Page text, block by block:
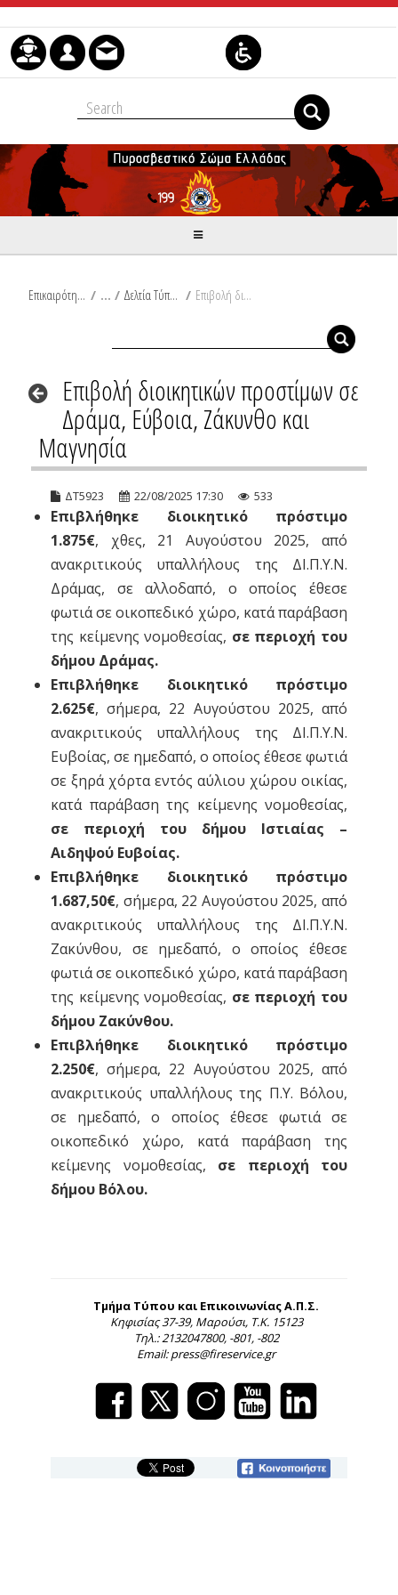
Μετάβαση στο περιεχόμενο
Επικαιρότητα / Δελτία Τύπου / Επιβολή διοικητικών προστίμων σε Δράμα, Εύβοια, Ζάκυνθο και Μαγνησία
Επιβολή διοικητικών προστίμων σε
Δράμα, Εύβοια, Ζάκυνθο και
Μαγνησία
ΔΤ5923 22/08/2025 17:30 533
Επιβλήθηκε διοικητικό πρόστιμο
1.875€, χθες, 21 Αυγούστου 2025, από
ανακριτικούς υπαλλήλους της ΔΙ.Π.Υ.Ν.
Δράμας, σε αλλοδαπό, ο οποίος έθεσε
φωτιά σε οικοπεδικό χώρο, κατά παράβαση
της κείμενης νομοθεσίας, σε περιοχή του
δήμου Δράμας.
Επιβλήθηκε διοικητικό πρόστιμο
2.625€, σήμερα, 22 Αυγούστου 2025, από
ανακριτικούς υπαλλήλους της ΔΙ.Π.Υ.Ν.
Ευβοίας, σε ημεδαπό, ο οποίος έθεσε φωτιά
σε ξηρά χόρτα εντός αύλιου χώρου οικίας,
κατά παράβαση της κείμενης νομοθεσίας,
σε περιοχή του δήμου Ιστιαίας –
Αιδηψού Ευβοίας.
Επιβλήθηκε διοικητικό πρόστιμο
1.687,50€, σήμερα, 22 Αυγούστου 2025, από
ανακριτικούς υπαλλήλους της ΔΙ.Π.Υ.Ν.
Ζακύνθου, σε ημεδαπό, ο οποίος έθεσε
φωτιά σε οικοπεδικό χώρο, κατά παράβαση
της κείμενης νομοθεσίας, σε περιοχή του
δήμου Ζακύνθου.
Επιβλήθηκε διοικητικό πρόστιμο
2.250€, σήμερα, 22 Αυγούστου 2025, από
ανακριτικούς υπαλλήλους της Π.Υ. Βόλου,
σε ημεδαπό, ο οποίος έθεσε φωτιά σε
οικοπεδικό χώρο, κατά παράβαση της
κείμενης νομοθεσίας, σε περιοχή του
δήμου Βόλου.
Τμήμα Τύπου και Επικοινωνίας Α.Π.Σ.
Κηφισίας 37-39, Μαρούσι, Τ.Κ. 15123
Τηλ.: 2132047800, -801, -802
Email: press@fireservice.gr